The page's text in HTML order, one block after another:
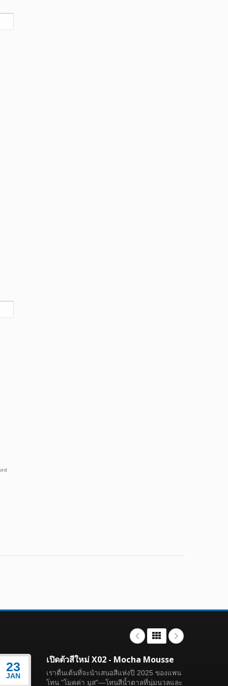
23
JAN
เปิดตัวสีใหม่ X02 - Mocha Mousse
เราตื่นเต้นที่จะนำเสนอสีแห่งปี 2025 ของแพน
โทน "โมคค่า มูส"—โทนสีน้ำตาลที่นุ่มนวลและ